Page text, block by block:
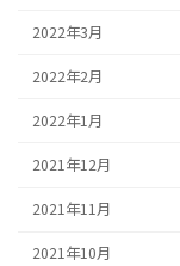
2022年3月
2022年2月
2022年1月
2021年12月
2021年11月
2021年10月